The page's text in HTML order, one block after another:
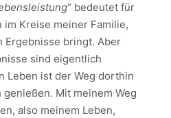
“ bedeutet für
im Kreise meiner Familie,
Ergebnisse bringt. Aber
sind eigentlich
Leben ist der Weg dorthin
Mit meinem Weg
also meinem Leben,